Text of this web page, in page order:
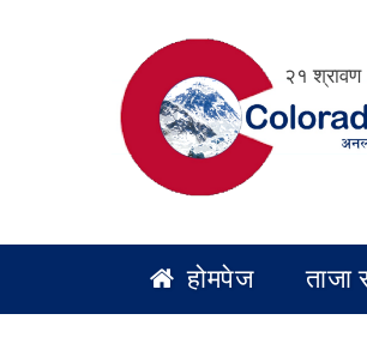
२१ श्रावण
होमपेज ताजा